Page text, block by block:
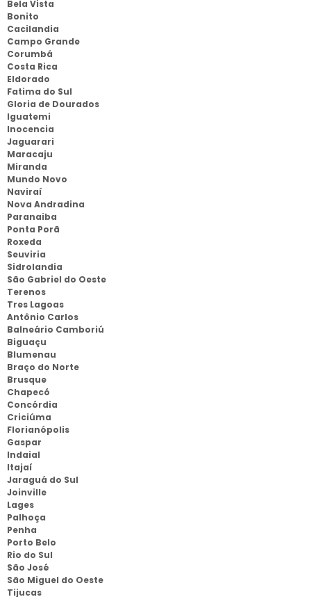
Bela Vista
Bonito
Cacilandia
Campo Grande
Corumbá
Costa Rica
Eldorado
Fatima do Sul
Gloria de Dourados
Iguatemi
Inocencia
Jaguarari
Maracaju
Miranda
Mundo Novo
Naviraí
Nova Andradina
Paranaiba
Ponta Porã
Roxeda
Seuviria
Sidrolandia
São Gabriel do Oeste
Terenos
Tres Lagoas
Antônio Carlos
Balneário Camboriú
Biguaçu
Blumenau
Braço do Norte
Brusque
Chapecó
Concórdia
Criciúma
Florianópolis
Gaspar
Indaial
Itajaí
Jaraguá do Sul
Joinville
Lages
Palhoça
Penha
Porto Belo
Rio do Sul
São José
São Miguel do Oeste
Tijucas